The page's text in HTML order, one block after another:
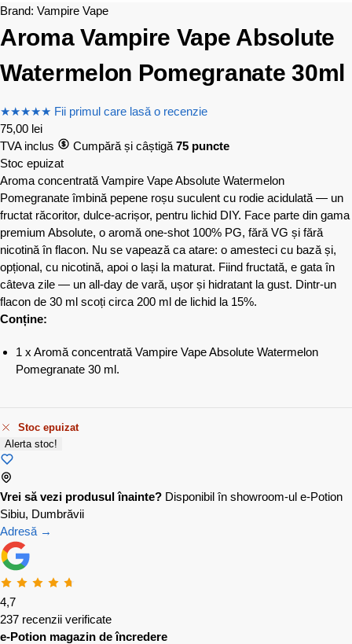
Brand: Vampire Vape
Aroma Vampire Vape Absolute
Watermelon Pomegranate 30ml
★★★★★ Fii primul care lasă o recenzie
75,00 lei
TVA inclus
Cumpără și câștigă 75 puncte
Stoc epuizat
Aroma concentrată Vampire Vape Absolute Watermelon
Pomegranate îmbină pepene roșu suculent cu rodie acidulată — un
fructat răcoritor, dulce-acrișor, pentru lichid DIY. Face parte din gama
premium Absolute, o aromă one-shot 100% PG, fără VG și fără
nicotină în flacon. Nu se vapează ca atare: o amesteci cu bază și,
opțional, cu nicotină, apoi o lași la maturat. Fiind fructată, e gata în
câteva zile — un all-day de vară, ușor și hidratant la gust. Dintr-un
flacon de 30 ml scoți circa 200 ml de lichid la 15%.
Conține:
1 x Aromă concentrată Vampire Vape Absolute Watermelon
Pomegranate 30 ml.
Stoc epuizat
Alerta stoc!
Vrei să vezi produsul înainte? Disponibil în showroom-ul e-Potion
Sibiu, Dumbrăvii
Adresă →
4,7
237 recenzii verificate
e-Potion magazin de încredere